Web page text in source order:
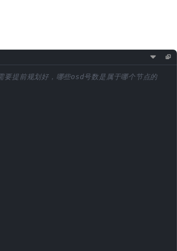
提前规划好，哪些osd号数是属于哪个节点的